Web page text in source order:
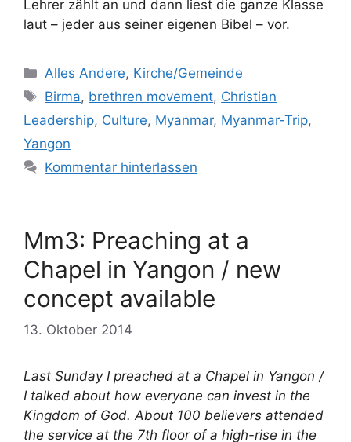
Lehrer zählt an und dann liest die ganze Klasse
laut – jeder aus seiner eigenen Bibel – vor.
Kategorien
Alles Andere, Kirche/Gemeinde
Schlagwörter
Birma, brethren movement, Christian
Leadership, Culture, Myanmar, Myanmar-Trip,
Yangon
Kommentar hinterlassen
Mm3: Preaching at a
Chapel in Yangon / new
concept available
13. Oktober 2014
Last Sunday I preached at a Chapel in Yangon /
I talked about how everyone can invest in the
Kingdom of God. About 100 believers attended
the service at the 7th floor of a high-rise in the